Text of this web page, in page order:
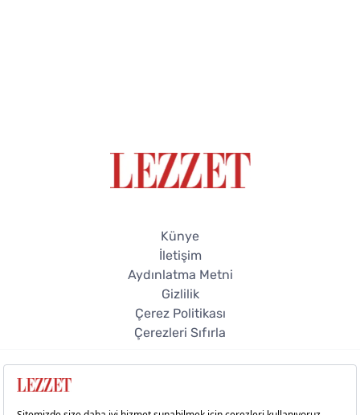
Künye
İletişim
Aydınlatma Metni
Gizlilik
Çerez Politikası
Çerezleri Sıfırla